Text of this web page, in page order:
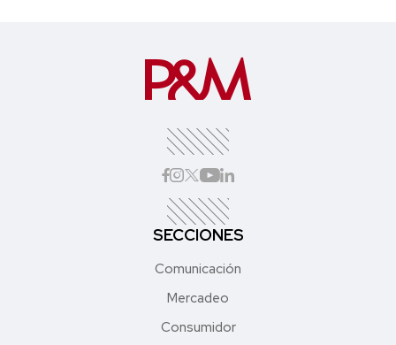
SECCIONES
Comunicación
Mercadeo
Consumidor